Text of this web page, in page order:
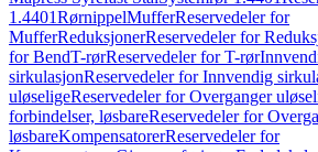
1.4401RørnippelMufferReservedeler for
MufferReduksjonerReservedeler for
for BendT-rørReservedeler for T-rør
sirkulasjonReservedeler for Innvendig
uløseligeReservedeler for Overganger
forbindelser, løsbareReservedeler for
løsbareKompensatorerReservedeler for